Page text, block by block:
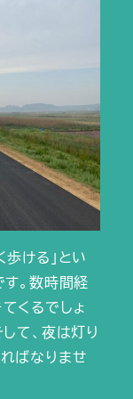
ける」とい
。数時間経
くるでしょ
て、夜は灯り
ばなりませ